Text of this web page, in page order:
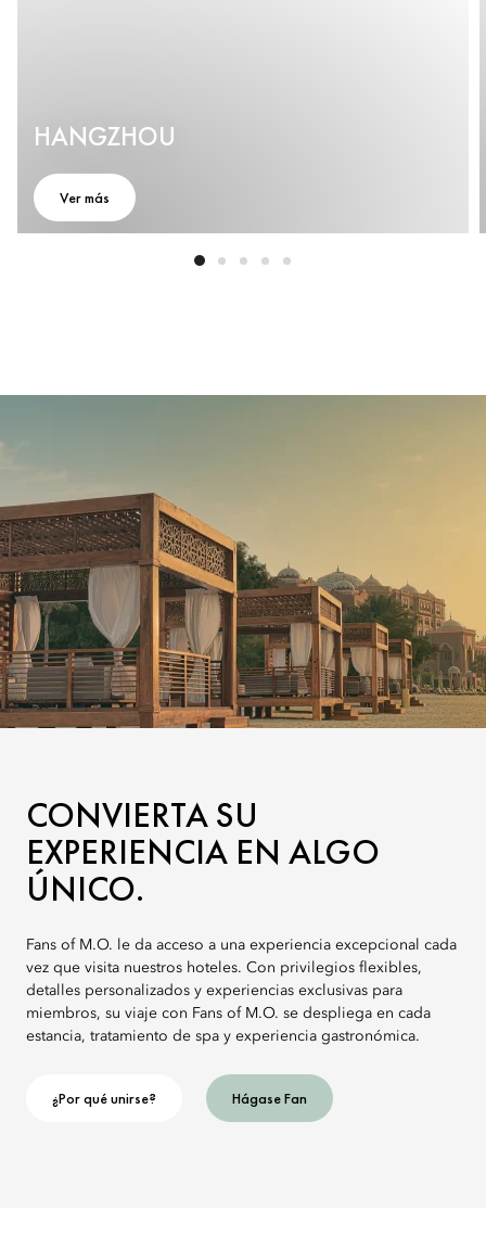
HANGZHOU
Ver más
CONVIERTA SU
EXPERIENCIA EN ALGO
ÚNICO.
Fans of M.O. le da acceso a una experiencia excepcional cada
vez que visita nuestros hoteles. Con privilegios flexibles,
detalles personalizados y experiencias exclusivas para
miembros, su viaje con Fans of M.O. se despliega en cada
estancia, tratamiento de spa y experiencia gastronómica.
¿Por qué unirse? Hágase Fan